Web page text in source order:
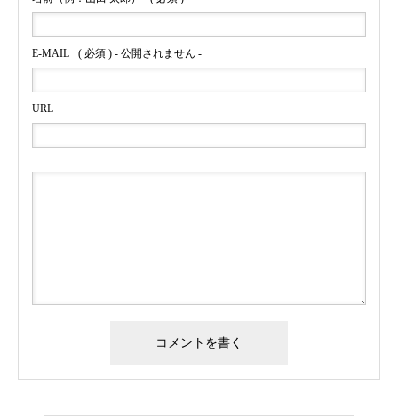
E-MAIL ( 必須 ) - 公開されません -
URL